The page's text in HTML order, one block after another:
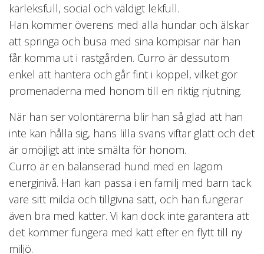
kärleksfull, social och väldigt lekfull.
Han kommer överens med alla hundar och älskar
att springa och busa med sina kompisar när han
får komma ut i rastgården. Curro är dessutom
enkel att hantera och går fint i koppel, vilket gör
promenaderna med honom till en riktig njutning.
När han ser volontärerna blir han så glad att han
inte kan hålla sig, hans lilla svans viftar glatt och det
är omöjligt att inte smälta för honom.
Curro är en balanserad hund med en lagom
energinivå. Han kan passa i en familj med barn tack
vare sitt milda och tillgivna sätt, och han fungerar
även bra med katter. Vi kan dock inte garantera att
det kommer fungera med katt efter en flytt till ny
miljö.